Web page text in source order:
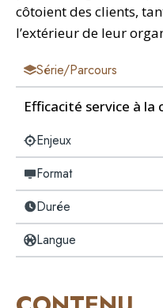
côtoient des clients,
l’extérieur de leur
Série/Parcours
Efficacité service à la
Enjeux
Format
Durée
Langue